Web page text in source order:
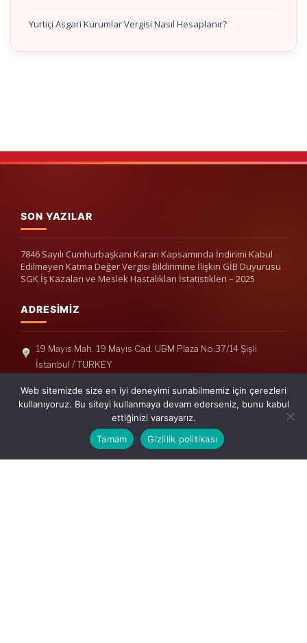
Yurtiçi Asgari Kurumlar Vergisi Nasıl Hesaplanır?
SON YAZILAR
7846 Sayılı Cumhurbaşkanı Kararı Kapsamında İndirimi Kabul
Edilmeyen Katma Değer Vergisi Bildirimine İlişkin GİB Duyurusu
SGK İş Kazaları ve Meslek Hastalıkları İstatistikleri – 2025
ADRESIMIZ
19 Mayıs Mah. 19 Mayıs Cad. UBM Plaza No:37/14 Şişli
İstanbul / TURKEY
Telefon: +90(212) 240 33 39
Telefon: +90(212) 248 19 36
info@erisymm.com
Web sitemizde size en iyi deneyimi sunabilmemiz için çerezleri
kullanıyoruz. Bu siteyi kullanmaya devam ederseniz, bunu kabul
ettiğinizi varsayarız.
Tamam
Gizlilik politikası